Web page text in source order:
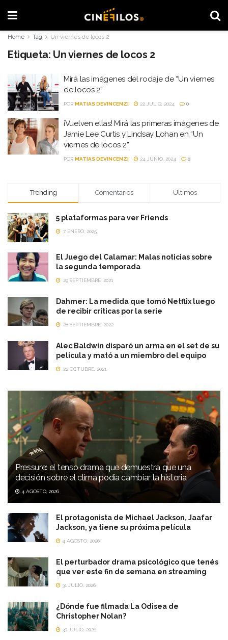
Home Tag Un viernes de locos 2
Etiqueta: Un viernes de locos 2
Mirá las imágenes del rodaje de “Un viernes
de locos 2”
POR MATIAS DEVINCENZI 22 JULIO, 2024 0
¡Vuelven ellas! Mirá las primeras imágenes de
Jamie Lee Curtis y Lindsay Lohan en “Un
viernes de locos 2”.
POR MATIAS DEVINCENZI 24 JUNIO, 2024 0
Trending Comentarios Últimos
5 plataformas para ver Friends
7 ENERO, 2025
El Juego del Calamar: Malas noticias sobre
la segunda temporada
29 SEPTIEMBRE, 2021
Dahmer: La medida que tomó Netflix luego
de recibir críticas por la serie
28 SEPTIEMBRE, 2022
Alec Baldwin disparó un arma en el set de su
película y mató a un miembro del equipo
22 OCTUBRE, 2021
Pressure: el tenso drama que demuestra que una
decisión sobre el clima podía cambiar la historia
4 AGOSTO, 2026
El protagonista de Michael Jackson, Jaafar
Jackson, ya tiene su próxima película
4 AGOSTO, 2026
El perturbador drama psicológico que tenés
que ver este fin de semana en streaming
31 JULIO, 2026
¿Dónde fue filmada La Odisea de
Christopher Nolan?
30 JULIO, 2026